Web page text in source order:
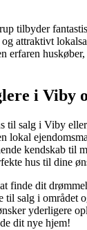
tilbyder
attraktivt
erfaren
i Viby
til salg i Viby
lokal
kendskab til
hus til dine
finde dit
til salg i området
yderligere
dit nye hjem!